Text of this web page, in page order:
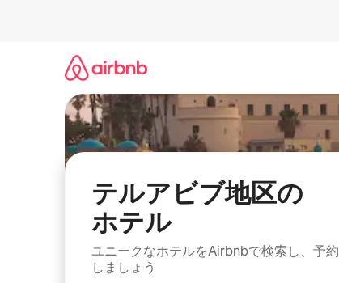
テルアビブ地区の
ホ⁠テ⁠ル
ユニークなホ⁠テ⁠ル⁠をAirbnb⁠で検⁠索⁠し⁠、予⁠約
し⁠ま⁠し⁠ょ⁠う